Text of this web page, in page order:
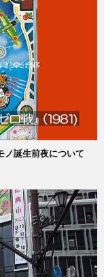
ノ誕生前夜について